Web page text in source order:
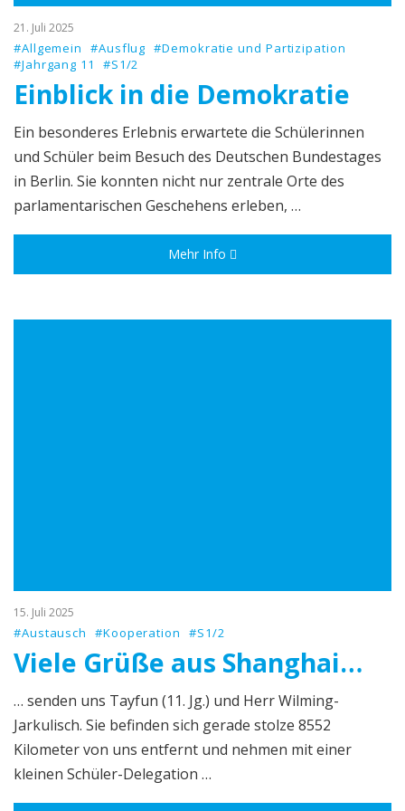
21. Juli 2025
#Allgemein #Ausflug #Demokratie und Partizipation
#Jahrgang 11
#S1/2
Einblick in die Demokratie
Ein besonderes Erlebnis erwartete die Schülerinnen
und Schüler beim Besuch des Deutschen Bundestages
in Berlin. Sie konnten nicht nur zentrale Orte des
parlamentarischen Geschehens erleben, …
Mehr Info
15. Juli 2025
#Austausch #Kooperation #S1/2
Viele Grüße aus Shanghai…
… senden uns Tayfun (11. Jg.) und Herr Wilming-
Jarkulisch. Sie befinden sich gerade stolze 8552
Kilometer von uns entfernt und nehmen mit einer
kleinen Schüler-Delegation …